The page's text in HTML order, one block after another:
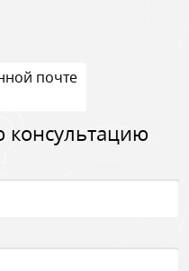
почте
консультацию